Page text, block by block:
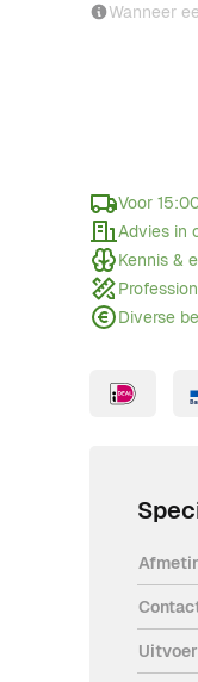
Wanneer
Voor
Advies in
Kennis &
Diverse